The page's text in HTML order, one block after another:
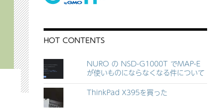
HOT CONTENTS
NURO の NSD-G1000T でMAP-E
が使いものにならなくなる件について
ThinkPad X395を買った